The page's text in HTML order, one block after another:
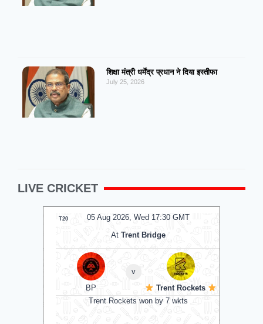
शिक्षा मंत्री धर्मेंद्र प्रधान ने दिया इस्तीफा
July 25, 2026
LIVE CRICKET
05 Aug 2026, Wed 17:30 GMT
T20
AtTrent Bridge
BP
Trent Rockets
Trent Rockets won by 7 wkts